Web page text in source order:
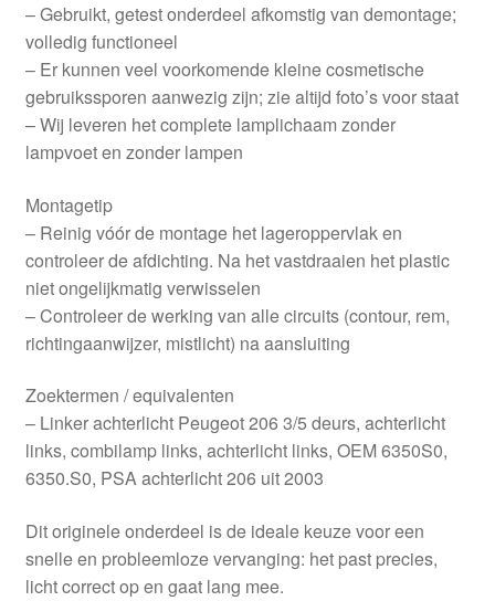
– Gebruikt, getest onderdeel afkomstig van demontage;
volledig functioneel
– Er kunnen veel voorkomende kleine cosmetische
gebruikssporen aanwezig zijn; zie altijd foto’s voor staat
– Wij leveren het complete lamplichaam zonder
lampvoet en zonder lampen
Montagetip
– Reinig vóór de montage het lageroppervlak en
controleer de afdichting. Na het vastdraaien het plastic
niet ongelijkmatig verwisselen
– Controleer de werking van alle circuits (contour, rem,
richtingaanwijzer, mistlicht) na aansluiting
Zoektermen / equivalenten
– Linker achterlicht Peugeot 206 3/5 deurs, achterlicht
links, combilamp links, achterlicht links, OEM 6350S0,
6350.S0, PSA achterlicht 206 uit 2003
Dit originele onderdeel is de ideale keuze voor een
snelle en probleemloze vervanging: het past precies,
licht correct op en gaat lang mee.